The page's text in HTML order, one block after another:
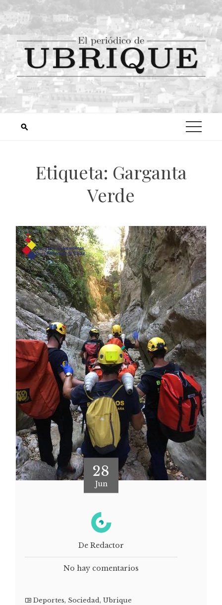
Etiqueta: Garganta
Verde
28
Jun
De Redactor
No hay comentarios
Deportes, Sociedad, Ubrique